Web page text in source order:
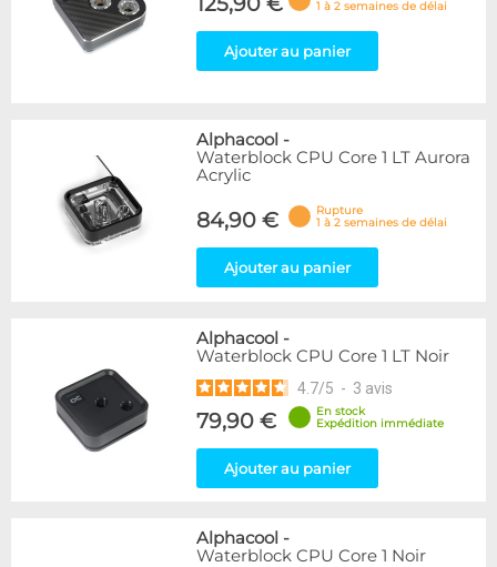
1 à 2 semaines de délai
Ajouter au panier
Alphacool -
Waterblock CPU Core 1 LT Aurora
Acrylic
84,90 €
Rupture
1 à 2 semaines de délai
Ajouter au panier
Alphacool -
Waterblock CPU Core 1 LT Noir
4.7/5 - 3 avis
79,90 €
En stock
Expédition immédiate
Ajouter au panier
Alphacool -
Waterblock CPU Core 1 Noir